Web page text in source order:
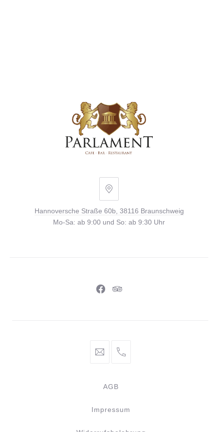
Hannoversche
60b,
38116
Hannoversche Straße 60b, 38116 Braunschweig
Mo-Sa: ab 9:00 und So: ab 9:30 Uhr
NeuesNeues
info@braunschweiger-
+49
AGB
Impressum